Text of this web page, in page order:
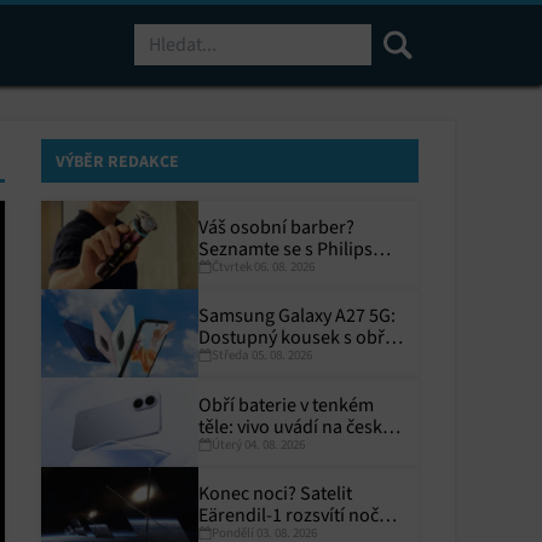
VÝBĚR REDAKCE
Váš osobní barber?
Seznamte se s Philips
i9000 Prestige Ultra
Čtvrtek 06. 08. 2026
Samsung Galaxy A27 5G:
Dostupný kousek s obřím
displejem
Středa 05. 08. 2026
Obří baterie v tenkém
těle: vivo uvádí na český
trh V70 Lite 5G
Úterý 04. 08. 2026
Konec noci? Satelit
Eärendil-1 rozsvítí noční
Zemi
Pondělí 03. 08. 2026